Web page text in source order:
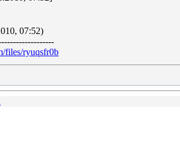
07:52)
files/ryuqsfr0b